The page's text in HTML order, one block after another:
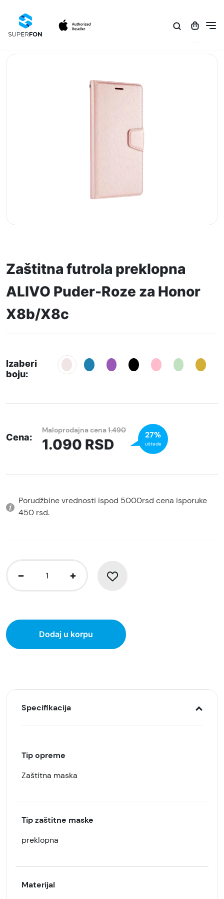
Zaštitna futrola preklopna
ALIVO Puder-Roze za Honor
X8b/X8c
Izaberi
boju:
Cena:
Maloprodajna cena1.490
1.090 RSD
27%
uštede
Porudžbine vrednosti ispod 5000rsd cena isporuke
450 rsd.
Dodaj u korpu
Specifikacija
Tip opreme
Zaštitna maska
Tip zaštitne maske
preklopna
Materijal